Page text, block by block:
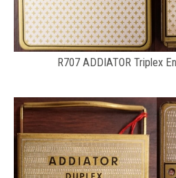
R707 ADDIATOR Triplex